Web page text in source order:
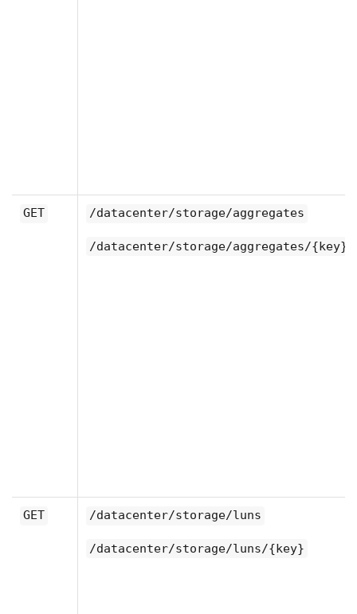
GET /datacenter/storage/aggregates
/datacenter/storage/aggregates/{key}
GET /datacenter/storage/luns
/datacenter/storage/luns/{key}